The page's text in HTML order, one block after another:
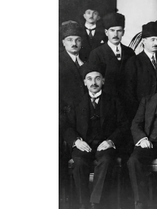
Siyasi Partiler
Mülki İdare
Toplum ve Yaşam
Sivil Toplum Kuruluşları
Kamu Kurumları ve